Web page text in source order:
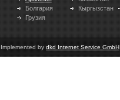
Болгария
Грузия
Кыргызстан
Implemented by dkd Internet Service GmbH